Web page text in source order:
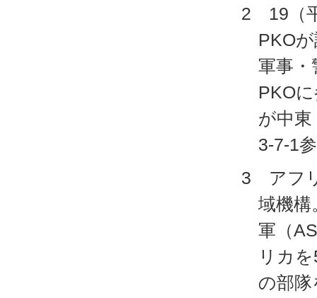
2 19（
PKO
軍事・
PKO
が中
3-7-1
3 アフ
域機構
軍（
リカ
の部